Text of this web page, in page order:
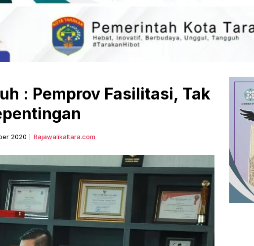
: Pemprov Fasilitasi, Tak
2020 Rajawalikaltara.com